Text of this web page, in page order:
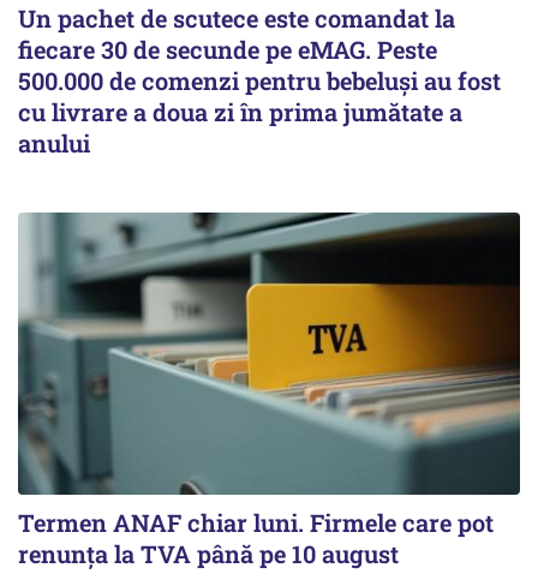
Un pachet de scutece este comandat la
fiecare 30 de secunde pe eMAG. Peste
500.000 de comenzi pentru bebeluși au fost
cu livrare a doua zi în prima jumătate a
anului
Termen ANAF chiar luni. Firmele care pot
renunța la TVA până pe 10 august